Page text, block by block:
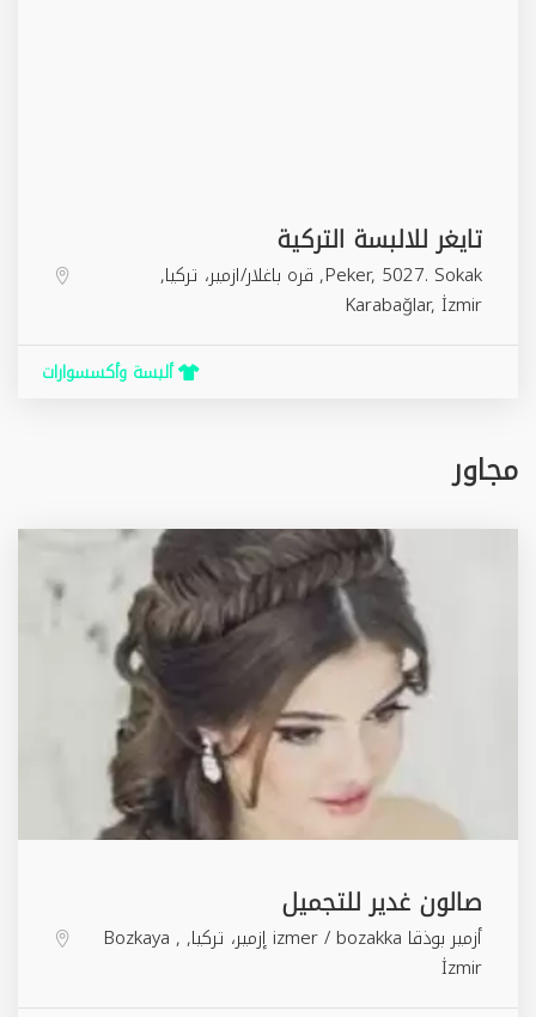
تايغر للالبسة التركية
Peker, 5027. Sokak, قرہ باغلار/ازمير، تركيا,
Karabağlar, İzmir
ألبسة وأكسسوارات
مجاور
صالون غدير للتجميل
أزمير بوذقا izmer / bozakka ‏إزمير‏، ‏تركيا‏, Bozkaya ,
İzmir